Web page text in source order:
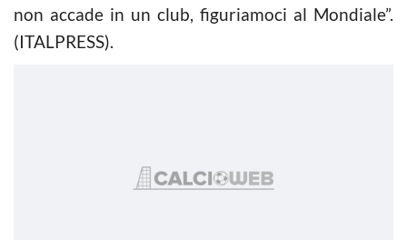
non accade in un club, figuriamoci al Mondiale”.
(ITALPRESS).